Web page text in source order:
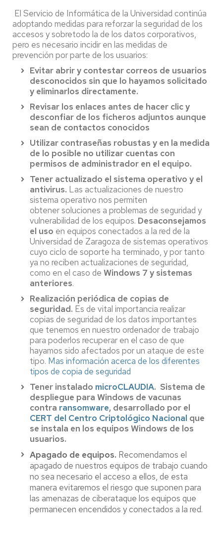
El Servicio de Informática de la Universidad continúa
adoptando medidas para reforzar la seguridad de los
accesos y sobretodo la de los datos corporativos,
pero es necesario incidir en las medidas de
prevención por parte de los usuarios:
Evitar abrir y contestar correos de usuarios
desconocidos sin que lo hayamos solicitado
y eliminarlos directamente.
Revisar los enlaces antes de hacer clic y
desconfiar de los ficheros adjuntos aunque
sean de contactos conocidos
Utilizar contraseñas robustas y en la medida
de lo posible no utilizar cuentas con
permisos de administrador en el equipo.
Tener actualizado el sistema operativo y el
antivirus. Las actualizaciones de nuestro
sistema operativo nos permiten
obtener soluciones a problemas de seguridad y
vulnerabilidad de los equipos. Desaconsejamos
el uso en equipos conectados a la red de la
Universidad de Zaragoza de sistemas operativos
cuyo ciclo de soporte ha terminado, y por tanto
ya no reciben actualizaciones de seguridad,
como en el caso de Windows 7 y sistemas
anteriores.
Realización periódica de copias de
seguridad. Es de vital importancia realizar
copias de seguridad de los datos importantes
que tenemos en nuestro ordenador de trabajo
para poderlos recuperar en el caso de que
hayamos sido afectados por un ataque de este
tipo. Mas información acerca de los diferentes
tipos de copia de seguridad
Tener instalado microCLAUDIA. Sistema de
despliegue para Windows de vacunas
contra ransomware, desarrollado por el
CERT del Centro Criptológico Nacional que
se instala en los equipos Windows de los
usuarios.
Apagado de equipos. Recomendamos el
apagado de nuestros equipos de trabajo cuando
no sea necesario el acceso a ellos, de esta
manera evitaremos el riesgo que suponen para
las amenazas de ciberataque los equipos que
permanecen encendidos y conectados a la red.